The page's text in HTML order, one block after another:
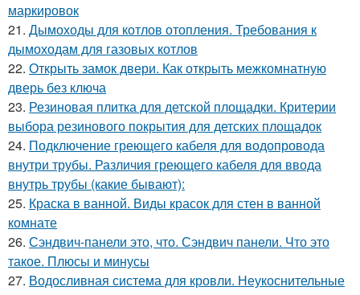
маркировок
21. Дымоходы для котлов отопления. Требования к
дымоходам для газовых котлов
22. Открыть замок двери. Как открыть межкомнатную
дверь без ключа
23. Резиновая плитка для детской площадки. Критерии
выбора резинового покрытия для детских площадок
24. Подключение греющего кабеля для водопровода
внутри трубы. Различия греющего кабеля для ввода
внутрь трубы (какие бывают):
25. Краска в ванной. Виды красок для стен в ванной
комнате
26. Сэндвич-панели это, что. Сэндвич панели. Что это
такое. Плюсы и минусы
27. Водосливная система для кровли. Неукоснительные